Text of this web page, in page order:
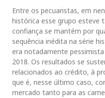
Entre os pecuaristas, em
histórica esse grupo esteve
confiança se mantém por
sequência inédita na série
era notadamente
2018. Os resultados se
relacionados ao crédito, à
que é, nesse último caso,
mercado tanto para as